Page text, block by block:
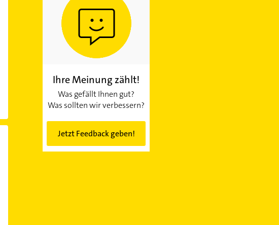
Ihre Meinung zählt!
Was gefällt Ihnen gut?
Was sollten wir verbessern?
Jetzt Feedback geben!